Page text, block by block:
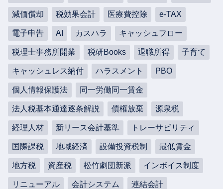
減価償却 税効果会計 医療費控除 e-TAX
電子申告 AI カスハラ キャッシュフロー
税理士事務所開業 税研Books 退職所得 子育て
キャッシュレス納付 ハラスメント PBO
個人情報保護法 同一労働同一賃金
法人税基本通達逐条解説 債権放棄 源泉税
経理人材 新リース会計基準 トレーサビリティ
国際課税 地域経済 設備投資税制 最低賃金
地方税 資産税 松竹劇団新派 インボイス制度
リニューアル 会計システム 連結会計